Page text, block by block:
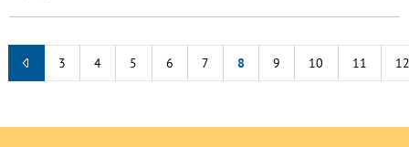
3 4 5 6 7 8 9 10 11 12